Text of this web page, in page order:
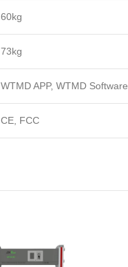
60kg
73kg
WTMD APP, WTMD Software
CE, FCC